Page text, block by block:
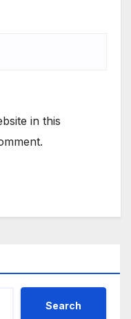
in this
Search